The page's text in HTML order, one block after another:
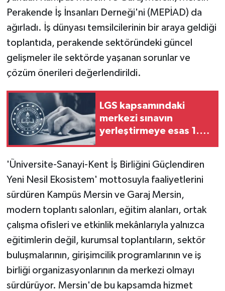
Perakende İş İnsanları Derneği'ni (MEPİAD) da
ağırladı. İş dünyası temsilcilerinin bir araya geldiği
toplantıda, perakende sektöründeki güncel
gelişmeler ile sektörde yaşanan sorunlar ve
çözüm önerileri değerlendirildi.
LGS kapsamındaki
merkezi sınavın
yerleştirmeye esas 1.
'Üniversite-Sanayi-Kent İş Birliğini Güçlendiren
Yeni Nesil Ekosistem' mottosuyla faaliyetlerini
sürdüren Kampüs Mersin ve Garaj Mersin,
modern toplantı salonları, eğitim alanları, ortak
çalışma ofisleri ve etkinlik mekânlarıyla yalnızca
eğitimlerin değil, kurumsal toplantıların, sektör
buluşmalarının, girişimcilik programlarının ve iş
birliği organizasyonlarının da merkezi olmayı
sürdürüyor. Mersin'de bu kapsamda hizmet